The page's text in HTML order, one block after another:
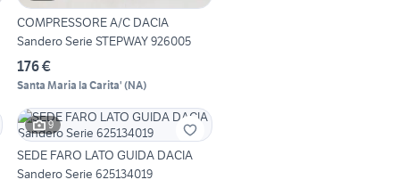
COMPRESSORE A/C DACIA
Sandero Serie STEPWAY 926005
176 €
Santa Maria la Carita' (NA)
9
SEDE FARO LATO GUIDA DACIA
Sandero Serie 625134019